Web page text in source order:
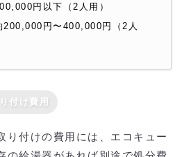
円以下（2人用）
200,000円〜400,000円（2人
付け費用
り付けの費用には、エコキュー